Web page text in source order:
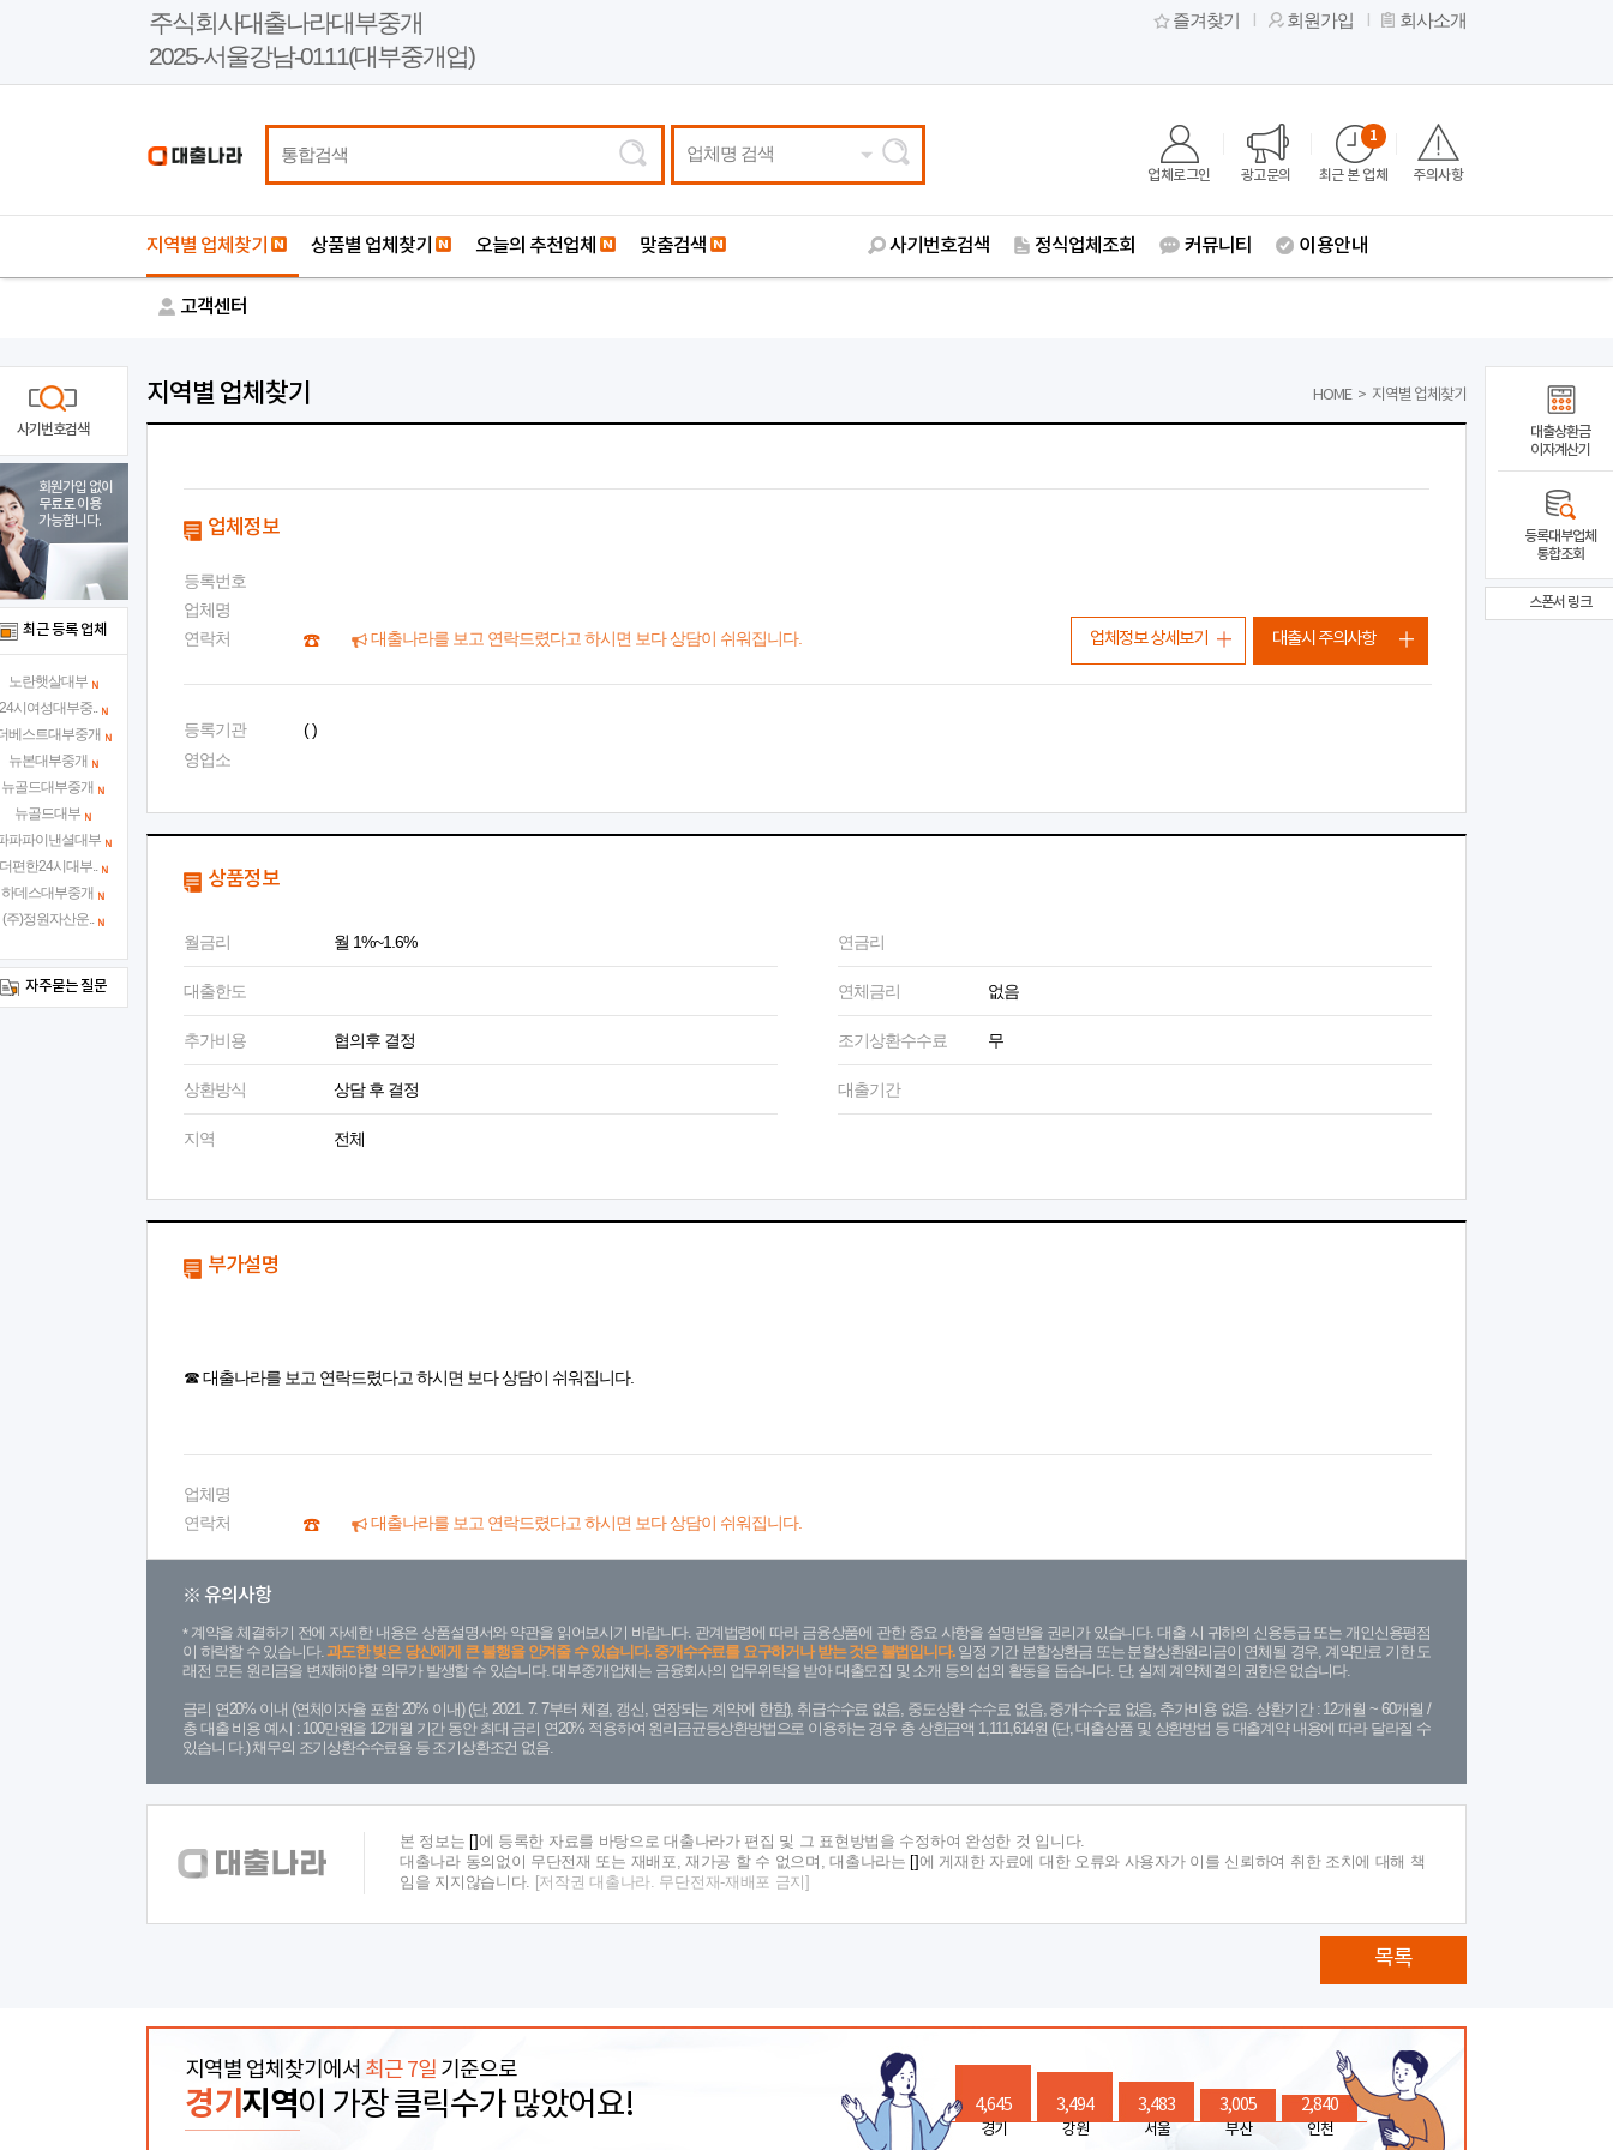
주식회사대출나라대부중개
2025-서울강남-0111(대부중개업)
즐겨찾기 회원가입 회사소개
업체명 검색
업체로그인 광고문의 최근 본 업체
1
주의사항
지역별 업체찾기 상품별 업체찾기 오늘의 추천업체 맞춤검색 사기번호검색 정식업체조회 커뮤니티 이용안내
고객센터
지역별 업체찾기 HOME > 지역별 업체찾기
업체정보
등록번호
업체명
연락처
대출나라를 보고 연락드렸다고 하시면 보다 상담이 쉬워집니다.
등록기관
( )
영업소
업체정보 상세보기 대출시 주의사항
상품정보
월금리 월 1%~1.6% 연금리
대출한도 연체금리 없음
추가비용 협의후 결정 조기상환수수료 무
상환방식 상담 후 결정 대출기간
지역 전체
부가설명
☎ 대출나라를 보고 연락드렸다고 하시면 보다 상담이 쉬워집니다.
업체명
연락처
대출나라를 보고 연락드렸다고 하시면 보다 상담이 쉬워집니다.
※ 유의사항
계약을 체결하기 전에 자세한 내용은 상품설명서와 약관을 읽어보시기 바랍니다. 관계법령에 따라 금융상품에 관한 중요 사항을 설명받을 권리가 있습니다. 대출 시 귀하의 신용등급 또는 개인신용평점
이 하락할 수 있습니다.과도한 빚은 당신에게 큰 불행을 안겨줄 수 있습니다. 중개수수료를 요구하거나 받는 것은 불법입니다.일정 기간 분할상환금 또는 분할상환원리금이 연체될 경우, 계약만료 기한 도
래전 모든 원리금을 변제해야할 의무가 발생할 수 있습니다. 대부중개업체는 금융회사의 업무위탁을 받아 대출모집 및 소개 등의 섭외 활동을 돕습니다. 단, 실제 계약체결의 권한은 없습니다.
금리 연20% 이내 (연체이자율 포함 20% 이내) (단, 2021. 7. 7부터 체결, 갱신, 연장되는 계약에 한함), 취급수수료 없음, 중도상환 수수료 없음, 중개수수료 없음, 추가비용 없음. 상환기간 : 12개월 ~ 60개월 /
총 대출 비용 예시 : 100만원을 12개월 기간 동안 최대 금리 연20% 적용하여 원리금균등상환방법으로 이용하는 경우 총 상환금액 1,111,614원 (단, 대출상품 및 상환방법 등 대출계약 내용에 따라 달라질 수
있습니 다.) 채무의 조기상환수수료율 등 조기상환조건 없음.
본 정보는
에 등록한 자료를 바탕으로 대출나라가 편집 및 그 표현방법을 수정하여 완성한 것 입니다.
대출나라 동의없이 무단전재 또는 재배포, 재가공 할 수 없으며, 대출나라는
에 게재한 자료에 대한 오류와 사용자가 이를 신뢰하여 취한 조치에 대해 책
임을 지지않습니다.
[저작권 대출나라. 무단전재-재배포 금지]
목록
지역별 업체찾기에서 최근 7일 기준으로
경기 지역이 가장 클릭수가 많았어요! 4,645
경기
3,494
강원
3,483
서울
3,005
부산
2,840
인천
사기번호검색
회원가입 없이
무료로 이용
가능합니다.
최근 등록 업체
노란햇살대부
시여성대부중..
베스트대부중개
뉴본대부중개
뉴골드대부중개
뉴골드대부
파파이낸셜대부
편한24시대부..
하데스대부중개
(주)정원자산운..
자주묻는 질문
대출상환금
이자계산기
등록대부업체
통합조회
스폰서 링크